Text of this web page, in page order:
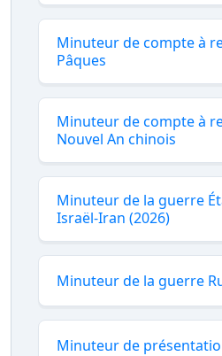
Minuteur de compte à
Pâques
Minuteur de compte à
Nouvel An chinois
Minuteur de la guerre
Israël-Iran (2026)
Minuteur de la guerre
Minuteur de